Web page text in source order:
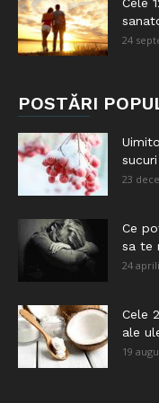
24
POSTĂRI
23
Ce
sa te
24
Cele
ale
19